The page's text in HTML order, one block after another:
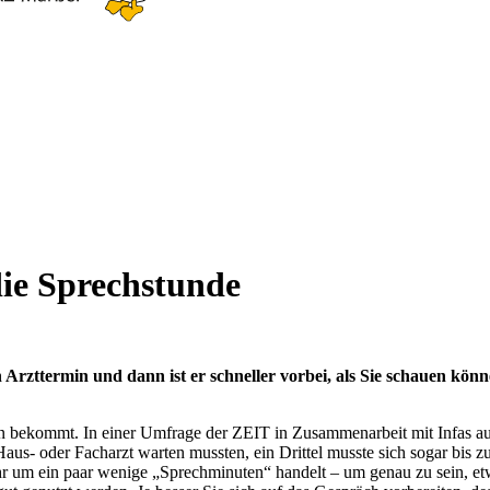
Sprechstunde
und dann ist er schneller vorbei, als Sie schauen
In einer Umfrage der ZEIT in Zusammenarbeit mit Infas
oder Facharzt warten mussten, ein Drittel musste sich sogar
ein paar wenige „Sprechminuten“ handelt – um genau zu sein,